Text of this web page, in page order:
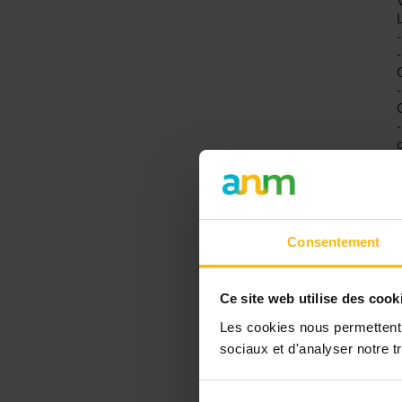
Consentement
Ce site web utilise des
Les cookies nous
sociaux et d'analyser notre